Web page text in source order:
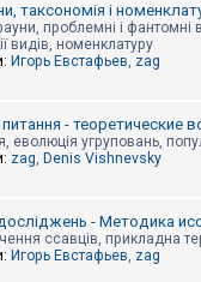
таксономія і
проблемні і фантомні
видів, номенклатуру
Игорь Евстафьев, zag
питання - теоретические
еволюція угруповань,
zag, Denis Vishnevsky
- Методика
ссавців, прикладна
Игорь Евстафьев, zag